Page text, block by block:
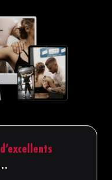
d’excellents